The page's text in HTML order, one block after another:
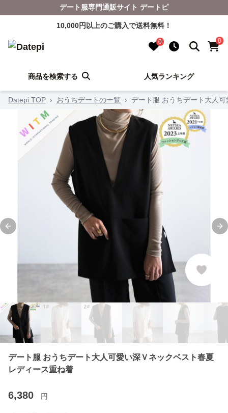
デート服専門通販サイト デートピ
10,000円以上のご購入で送料無料！
0 0
商品を検索する 人気ランキング
Datepi TOP › おうちデートの一覧 › デート服 おうちデート大人
Previous slide
デート服 おうちデート大人可愛い深Ｖネックベスト春夏
レディース重ね着
6,380 円